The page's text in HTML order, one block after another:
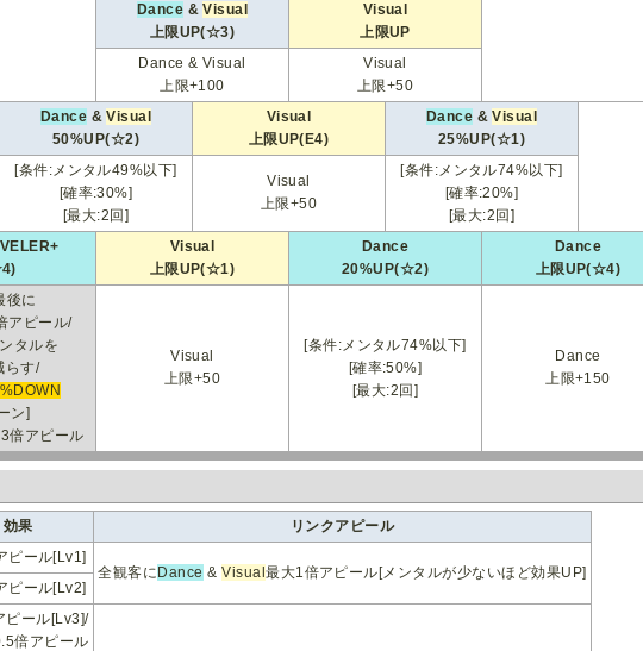
Dance &Visual
上限UP(☆3)
Visual
上限UP
Dance & Visual
上限+100
Visual
上限+50
Dance &Visual
50%UP(☆2)
Visual
上限UP(E4)
Dance &Visual
25%UP(☆1)
[条件:メンタル49%以下]
[確率:30%]
[最大:2回]
Visual
上限+50
[条件:メンタル74%以下]
[確率:20%]
[最大:2回]
Visual
上限UP(☆1)
Dance
20%UP(☆2)
Dance
上限UP(☆4)
後に
アピール/
タルを
らす/
ン]
倍アピール
Visual
上限+50
[条件:メンタル74%以下]
[確率:50%]
[最大:2回]
Dance
上限+150
効果
リンクアピール
ピール[Lv1]
全観客にDance &Visual最大1倍アピール[メンタルが少ないほど効果UP]
ピール[Lv2]
ピール[Lv3]/
倍アピール